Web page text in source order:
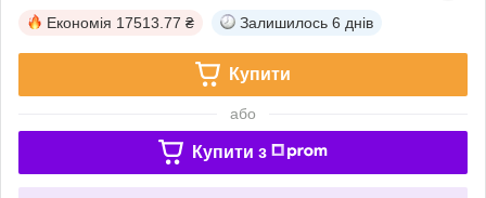
Економія 17513.77 ₴ Залишилось 6 днів
Купити
або
Купити з